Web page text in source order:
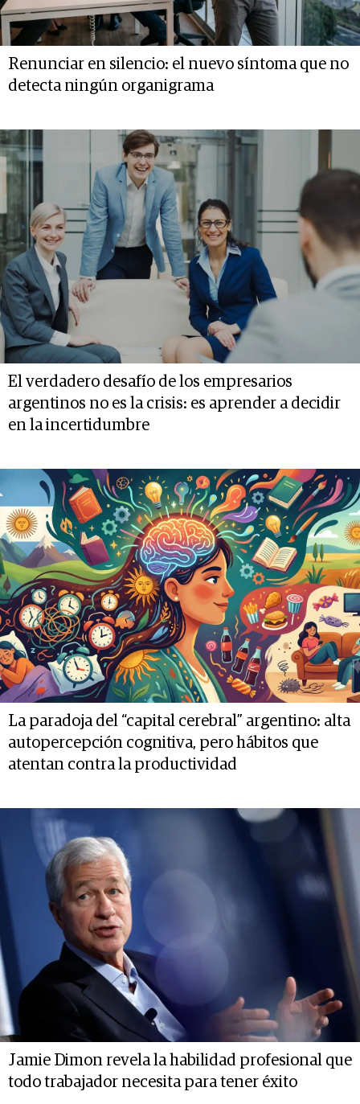
Renunciar en silencio: el nuevo síntoma que no
detecta ningún organigrama
El verdadero desafío de los empresarios
argentinos no es la crisis: es aprender a decidir
en la incertidumbre
La paradoja del “capital cerebral” argentino: alta
autopercepción cognitiva, pero hábitos que
atentan contra la productividad
Jamie Dimon revela la habilidad profesional que
todo trabajador necesita para tener éxito